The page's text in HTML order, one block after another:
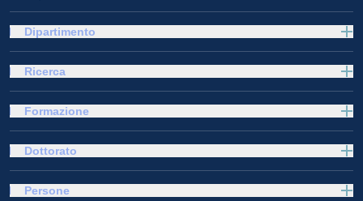
Dipartimento
Ricerca
Formazione
Dottorato
Persone